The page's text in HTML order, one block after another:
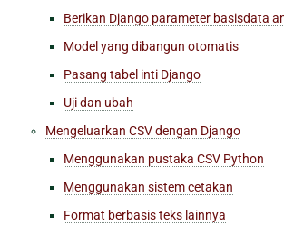
Berikan Django parameter basisdata
Model yang dibangun otomatis
Pasang tabel inti Django
Uji dan ubah
Mengeluarkan CSV dengan Django
Menggunakan pustaka CSV Python
Menggunakan sistem cetakan
Format berbasis teks lainnya